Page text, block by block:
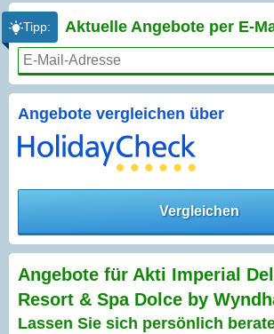
Tipp: Aktuelle Angebote per E-
Angebote vergleichen über
Vergleichen
Angebote für Akti Imperial
Resort & Spa Dolce by
Lassen Sie sich persönlich